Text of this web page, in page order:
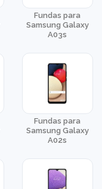
Fundas para
Samsung Galaxy
A03s
Fundas para
Samsung Galaxy
A02s